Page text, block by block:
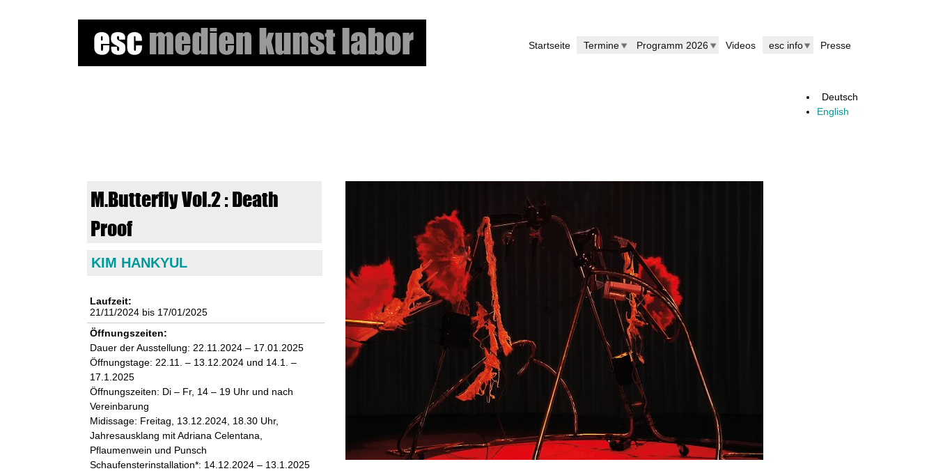
Startseite Termine Programm 2026 Videos esc info Presse
n
Deutsch
English
M.Butterfly Vol.2 : Death
Proof
KIM HANKYUL
Laufzeit:
21/11/2024bis 17/01/2025
Öffnungszeiten:
Dauer der Ausstellung: 22.11.2024 – 17.01.2025
Öffnungstage: 22.11. – 13.12.2024 und 14.1. –
17.1.2025
Öffnungszeiten: Di – Fr, 14 – 19 Uhr und nach
Vereinbarung
Midissage: Freitag, 13.12.2024, 18.30 Uhr,
Jahresausklang mit Adriana Celentana,
Pflaumenwein und Punsch
Schaufensterinstallation*: 14.12.2024 – 13.1.2025